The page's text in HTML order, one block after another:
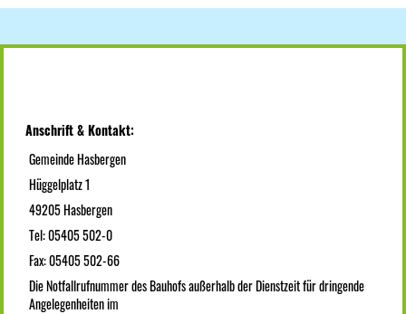
Anschrift & Kontakt:
Gemeinde Hasbergen
Hüggelplatz 1
49205 Hasbergen
Tel: 05405 502-0
Fax: 05405 502-66
Die Notfallrufnummer des Bauhofs außerhalb der Dienstzeit für dringende
Angelegenheiten im